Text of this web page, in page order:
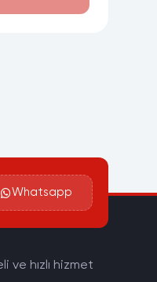
Whatsapp
ve hızlı hizmet